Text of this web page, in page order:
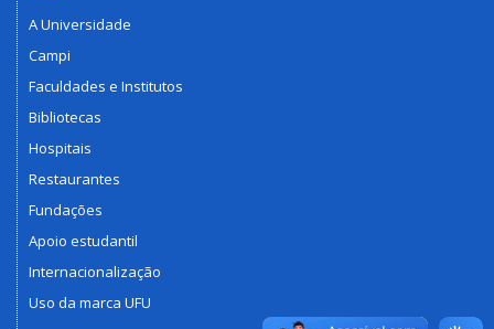
A Universidade
Campi
Faculdades e Institutos
Bibliotecas
Hospitais
Restaurantes
Fundações
Apoio estudantil
Internacionalização
Uso da marca UFU